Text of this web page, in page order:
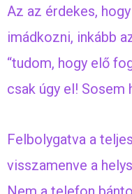
Az az érdekes,
imádkozni, inkább
“tudom, hogy elő
csak úgy el! Sosem
Felbolygatva a
visszamenve a